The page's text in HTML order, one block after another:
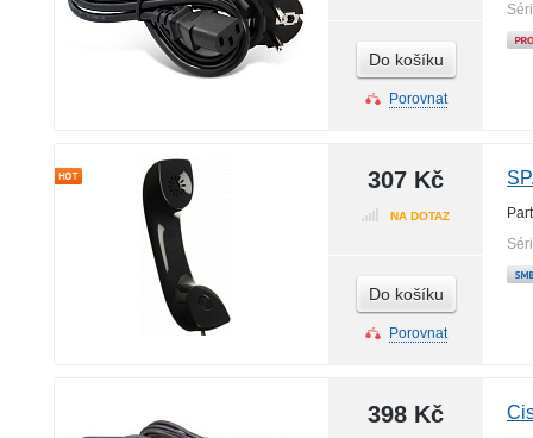
Do košíku
Porovnat
307 Kč
NA DOTAZ
Do košíku
Porovnat
398 Kč